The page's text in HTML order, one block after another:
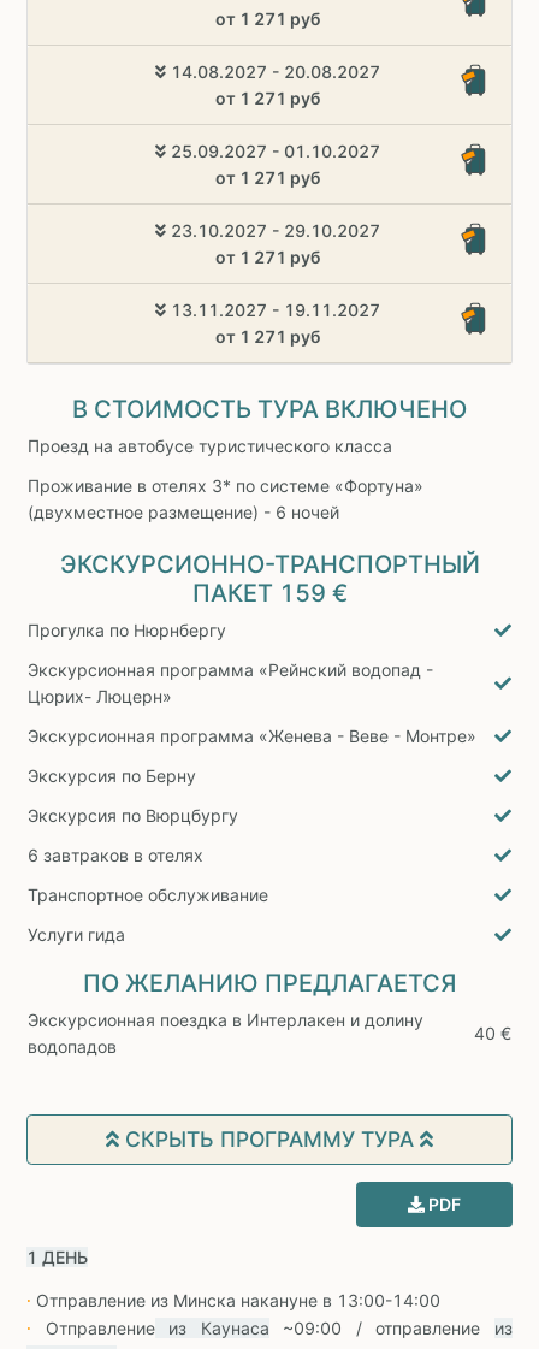
от 1 271 руб
14.08.2027 - 20.08.2027
от 1 271 руб
25.09.2027 - 01.10.2027
от 1 271 руб
23.10.2027 - 29.10.2027
от 1 271 руб
13.11.2027 - 19.11.2027
от 1 271 руб
В СТОИМОСТЬ ТУРА ВКЛЮЧЕНО
Проезд на автобусе туристического класса
Проживание в отелях 3* по системе «Фортуна»
(двухместное размещение) - 6 ночей
ЭКСКУРСИОННО-ТРАНСПОРТНЫЙ
ПАКЕТ 159 €
Прогулка по Нюрнбергу
Экскурсионная программа «Рейнский водопад -
Цюрих- Люцерн»
Экскурсионная программа «Женева - Веве - Монтре»
Экскурсия по Берну
Экскурсия по Вюрцбургу
6 завтраков в отелях
Транспортное обслуживание
Услуги гида
ПО ЖЕЛАНИЮ ПРЕДЛАГАЕТСЯ
Экскурсионная поездка в Интерлакен и долину
водопадов
40 €
СКРЫТЬ ПРОГРАММУ ТУРА
PDF
1 ДЕНЬ
∙ Отправление из Минска накануне в 13:00-14:00
∙ Отправлениеиз Каунаса ~09:00 / отправление из